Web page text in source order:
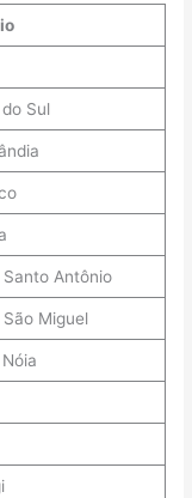
Sul
Santo Antônio
Miguel